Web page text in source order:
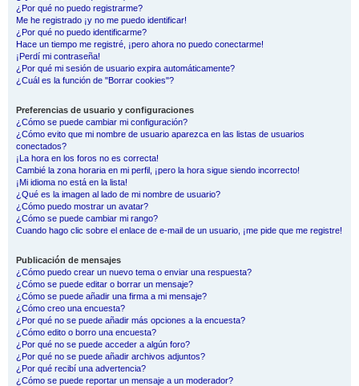
¿Por qué no puedo registrarme?
Me he registrado ¡y no me puedo identificar!
¿Por qué no puedo identificarme?
Hace un tiempo me registré, ¡pero ahora no puedo conectarme!
¡Perdí mi contraseña!
¿Por qué mi sesión de usuario expira automáticamente?
¿Cuál es la función de "Borrar cookies"?
Preferencias de usuario y configuraciones
¿Cómo se puede cambiar mi configuración?
¿Cómo evito que mi nombre de usuario aparezca en las listas de usuarios
conectados?
¡La hora en los foros no es correcta!
Cambié la zona horaria en mi perfil, ¡pero la hora sigue siendo incorrecto!
¡Mi idioma no está en la lista!
¿Qué es la imagen al lado de mi nombre de usuario?
¿Cómo puedo mostrar un avatar?
¿Cómo se puede cambiar mi rango?
Cuando hago clic sobre el enlace de e-mail de un usuario, ¡me pide que me registre!
Publicación de mensajes
¿Cómo puedo crear un nuevo tema o enviar una respuesta?
¿Cómo se puede editar o borrar un mensaje?
¿Cómo se puede añadir una firma a mi mensaje?
¿Cómo creo una encuesta?
¿Por qué no se puede añadir más opciones a la encuesta?
¿Cómo edito o borro una encuesta?
¿Por qué no se puede acceder a algún foro?
¿Por qué no se puede añadir archivos adjuntos?
¿Por qué recibí una advertencia?
¿Cómo se puede reportar un mensaje a un moderador?